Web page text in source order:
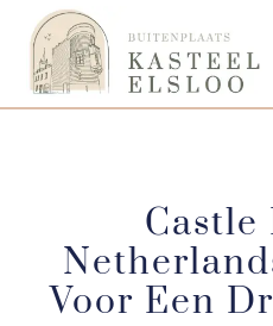
Castle
Voor Een